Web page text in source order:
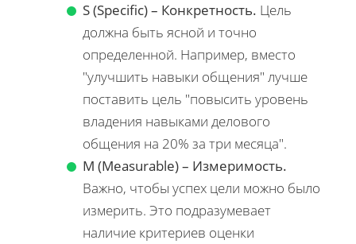
S (Specific) – Конкретность. Цель
должна быть ясной и точно
определенной. Например, вместо
"улучшить навыки общения" лучше
поставить цель "повысить уровень
владения навыками делового
общения на 20% за три месяца".
M (Measurable) – Измеримость.
Важно, чтобы успех цели можно было
измерить. Это подразумевает
наличие критериев оценки